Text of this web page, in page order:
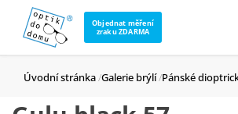
Objednat měření
zraku ZDARMA
Úvodní stránka Galerie brýlí Pánské